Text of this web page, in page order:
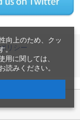
向上のため、クッ
。
に関しては、
読みください。
リシー